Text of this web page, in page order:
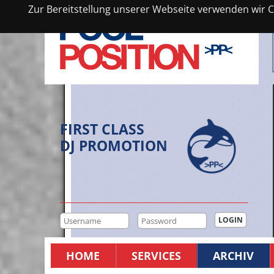
Zur Bereitstellung unserer Webseite verwenden wir
FIRST CLASS
DJ PROMOTION
HOME SERVICES ARCHIV